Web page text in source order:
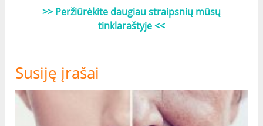
>> Peržiūrėkite daugiau straipsnių mūsų
tinklaraštyje <<
Susiję įrašai